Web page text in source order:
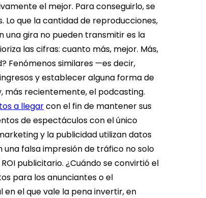
el mejor. Para conseguirlo, se
Lo que la cantidad de reproducciones,
una gira no pueden transmitir es la
las cifras: cuanto más, mejor. Más,
Fenómenos similares —es decir,
y establecer alguna forma de
más recientemente, el podcasting.
a llegarcon el fin de mantener sus
de espectáculos con el único
y la publicidad utilizan datos
falsa impresión de tráfico no solo
publicitario. ¿Cuándo se convirtió el
para los anunciantes o el
el que vale la pena invertir, en